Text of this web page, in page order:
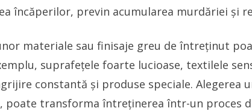
încăperilor, previn acumularea murdăriei și
materiale sau finisaje greu de întreținut
suprafețele foarte lucioase, textilele
constantă și produse speciale. Alegerea
poate transforma întreținerea într-un proces